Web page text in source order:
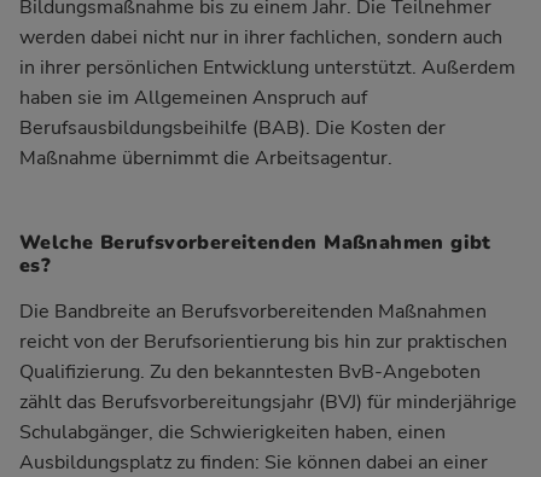
Bildungsmaßnahme bis zu einem Jahr. Die Teilnehmer
werden dabei nicht nur in ihrer fachlichen, sondern auch
in ihrer persönlichen Entwicklung unterstützt. Außerdem
haben sie im Allgemeinen Anspruch auf
Berufsausbildungsbeihilfe (BAB). Die Kosten der
Maßnahme übernimmt die Arbeitsagentur.
Welche Berufsvorbereitenden Maßnahmen gibt
es?
Die Bandbreite an Berufsvorbereitenden Maßnahmen
reicht von der Berufsorientierung bis hin zur praktischen
Qualifizierung. Zu den bekanntesten BvB-Angeboten
zählt das Berufsvorbereitungsjahr (BVJ) für minderjährige
Schulabgänger, die Schwierigkeiten haben, einen
Ausbildungsplatz zu finden: Sie können dabei an einer